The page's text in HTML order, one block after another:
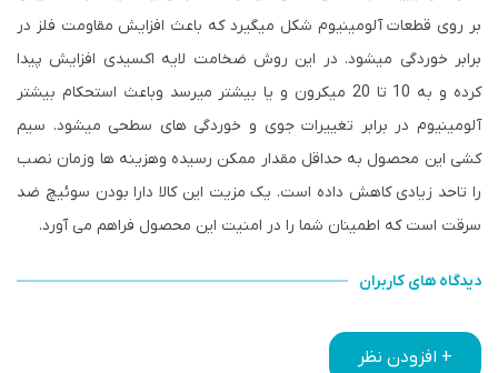
بر روی قطعات آلومینیوم شکل میگیرد که باعث افزایش مقاومت فلز در
برابر خوردگی میشود. در این روش ضخامت لایه اکسیدی افزایش پیدا
کرده و به 10 تا 20 میکرون و یا بیشتر میرسد وباعث استحکام بیشتر
آلومینیوم در برابر تغییرات جوی و خوردگی های سطحی میشود. سیم
کشی این محصول به حداقل مقدار ممکن رسیده وهزینه ها وزمان نصب
را تاحد زیادی کاهش داده است. یک مزیت این کالا دارا بودن سوئیچ ضد
سرقت است که اطمینان شما را در امنیت این محصول فراهم می آورد.
دیدگاه های کاربران
+ افزودن نظر